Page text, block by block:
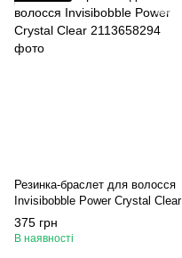
Резинка-браслет для волосся
Invisibobble Power Crystal Clear
375 грн
В наявності